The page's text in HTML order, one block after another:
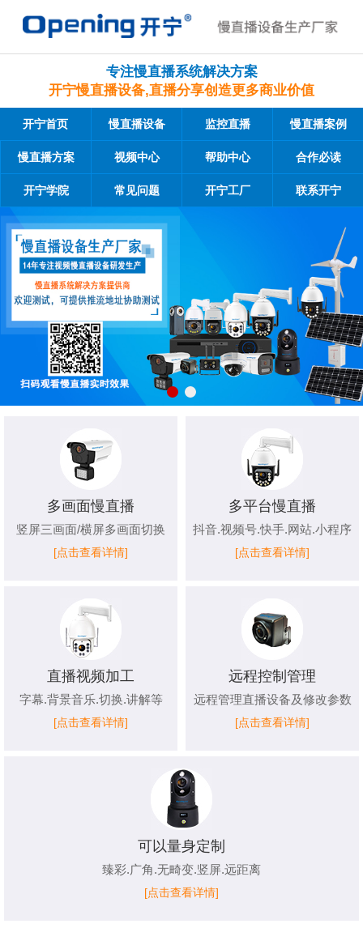
专注慢直播系统解决方案
开宁慢直播设备,直播分享创造更多商业价值
开宁首页 慢直播设备 监控直播 慢直播案例
慢直播方案 视频中心 帮助中心 合作必读
开宁学院 常见问题 开宁工厂 联系开宁
多画面慢直播
竖屏三画面/横屏多画面切换
[点击查看详情]
多平台慢直播
抖音.视频号.快手.网站.小程序
[点击查看详情]
直播视频加工
字幕.背景音乐.切换.讲解等
[点击查看详情]
远程控制管理
远程管理直播设备及修改参数
[点击查看详情]
可以量身定制
臻彩.广角.无畸变.竖屏.远距离
[点击查看详情]